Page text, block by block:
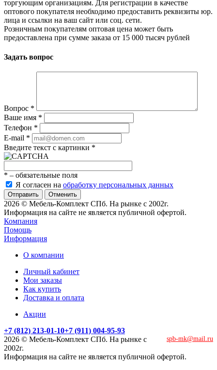
торгующим организациям. Для регистрации в качестве
оптового покупателя необходимо предоставить реквизиты юр.
лица и ссылки на ваш сайт или соц. сети.
Розничным покупателям оптовая цена может быть
предоставлена при сумме заказа от 15 000 тысяч рублей
Задать вопрос
Вопрос *
Ваше имя *
Телефон *
E-mail *
Введите текст с картинки *
* – обязательные поля
Я согласен на обработку персональных данных
Отменить
2026 © Мебель-Комплект СПб. На рынке с 2002г.
Информация на сайте не является публичной офертой.
Компания
Помощь
Информация
О компании
Личный кабинет
Мои заказы
Как купить
Доставка и оплата
Акции
+7 (812) 213-01-10+7 (911) 004-95-93
spb-mk@mail.ru
2026 © Мебель-Комплект СПб. На рынке с
2002г.
Информация на сайте не является публичной офертой.